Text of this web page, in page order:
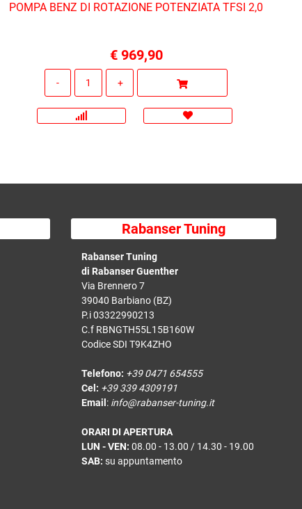
POMPA BENZ DI ROTAZIONE POTENZIATA TFSI 2,0
€ 969,90
Rabanser Tuning
Rabanser Tuning
di Rabanser Guenther
Via Brennero 7
39040 Barbiano (BZ)
P.i 03322990213
C.f RBNGTH55L15B160W
Codice SDI T9K4ZHO
Telefono: +39 0471 654555
Cel: +39 339 4309191
Email: info@rabanser-tuning.it
ORARI DI APERTURA
LUN - VEN: 08.00 - 13.00 / 14.30 - 19.00
SAB: su appuntamento